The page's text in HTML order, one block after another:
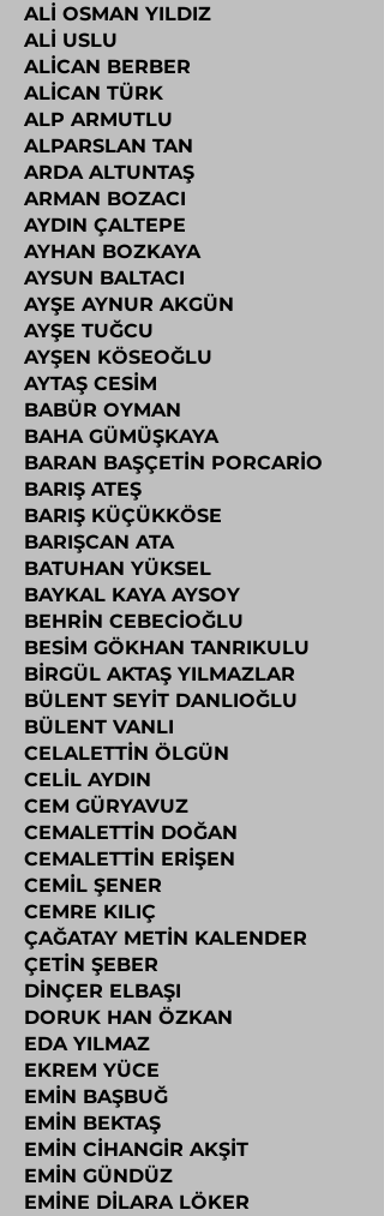
ALİ OSMAN YILDIZ
ALİ USLU
ALİCAN BERBER
ALİCAN TÜRK
ALP ARMUTLU
ALPARSLAN TAN
ARDA ALTUNTAŞ
ARMAN BOZACI
AYDIN ÇALTEPE
AYHAN BOZKAYA
AYSUN BALTACI
AYŞE AYNUR AKGÜN
AYŞE TUĞCU
AYŞEN KÖSEOĞLU
AYTAŞ CESİM
BABÜR OYMAN
BAHA GÜMÜŞKAYA
BARAN BAŞÇETİN PORCARİO
BARIŞ ATEŞ
BARIŞ KÜÇÜKKÖSE
BARIŞCAN ATA
BATUHAN YÜKSEL
BAYKAL KAYA AYSOY
BEHRİN CEBECİOĞLU
BESİM GÖKHAN TANRIKULU
BİRGÜL AKTAŞ YILMAZLAR
BÜLENT SEYİT DANLIOĞLU
BÜLENT VANLI
CELALETTİN ÖLGÜN
CELİL AYDIN
CEM GÜRYAVUZ
CEMALETTİN DOĞAN
CEMALETTİN ERİŞEN
CEMİL ŞENER
CEMRE KILIÇ
ÇAĞATAY METİN KALENDER
ÇETİN ŞEBER
DİNÇER ELBAŞI
DORUK HAN ÖZKAN
EDA YILMAZ
EKREM YÜCE
EMİN BAŞBUĞ
EMİN BEKTAŞ
EMİN CİHANGİR AKŞİT
EMİN GÜNDÜZ
EMİNE DİLARA LÖKER